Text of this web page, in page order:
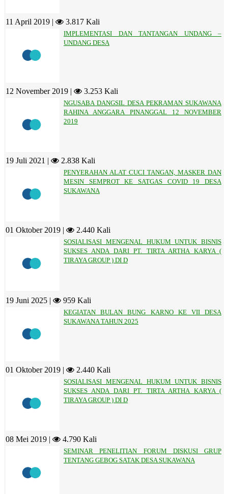
11 April 2019 | 3.817 Kali
IMPLEMENTASI DAN TANTANGAN UNDANG –
UNDANG DESA
12 November 2019 | 3.253 Kali
NGUSABA DANGSIL DESA PEKRAMAN SUKAWANA
RAHINA ANGGARA PINANGGAL 12 NOVEMBER
2019
19 Juli 2021 | 2.838 Kali
PENYERAHAN ALAT CUCI TANGAN, MASKER DAN
MESIN SEMPROT KE SATGAS COVID 19 DESA
SUKAWANA
01 Oktober 2019 | 2.440 Kali
SOSIALISASI MENGENAL HUKUM UNTUK BISNIS
SUKSES ANDA DARI PT. TIRTA ARTHA KARYA (
TIRAYA GROUP ) DI D
19 Juni 2025 | 959 Kali
KEGIATAN BULAN BUNG KARNO KE VII DESA
SUKAWANA TAHUN 2025
01 Oktober 2019 | 2.440 Kali
SOSIALISASI MENGENAL HUKUM UNTUK BISNIS
SUKSES ANDA DARI PT. TIRTA ARTHA KARYA (
TIRAYA GROUP ) DI D
08 Mei 2019 | 4.790 Kali
SEMINAR PENELITIAN FORUM DISKUSI GRUP
TENTANG GEBOG SATAK DESA SUKAWANA